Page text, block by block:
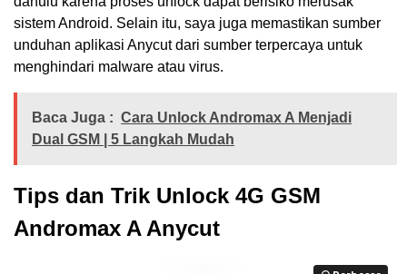
sistem Android. Selain itu, saya juga memastikan sumber
unduhan aplikasi Anycut dari sumber terpercaya untuk
menghindari malware atau virus.
Baca Juga : Cara Unlock Andromax A Menjadi
Dual GSM | 5 Langkah Mudah
Tips dan Trik Unlock 4G GSM
Andromax A Anycut